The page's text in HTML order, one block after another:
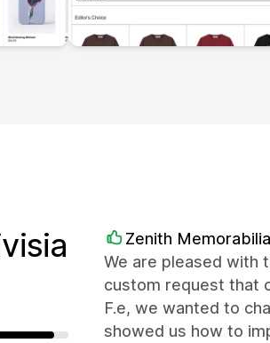
Zenith Memorabilia
We are pleased with
custom request that
F.e, we wanted to
showed us how to